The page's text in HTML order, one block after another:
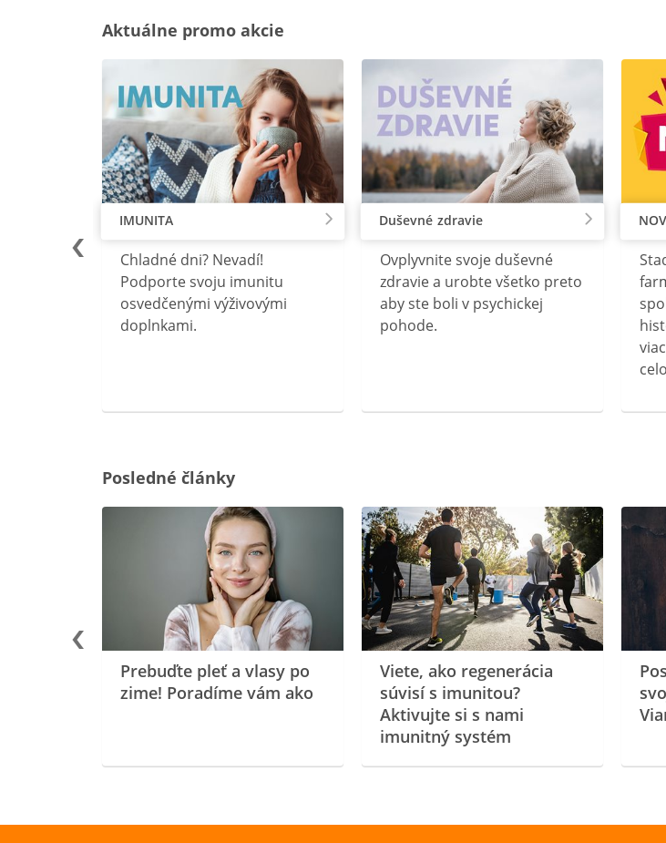
Aktuálne promo akcie
IMUNITA
Chladné dni? Nevadí!
Podporte svoju imunitu
osvedčenými výživovými
doplnkami.
Duševné zdravie
Ovplyvnite svoje duševné
zdravie a urobte všetko preto
aby ste boli v psychickej
pohode.
Posledné články
Prebuďte pleť a vlasy po
zime! Poradíme vám ako
Viete, ako regenerácia
súvisí s imunitou?
Aktivujte si s nami
imunitný systém